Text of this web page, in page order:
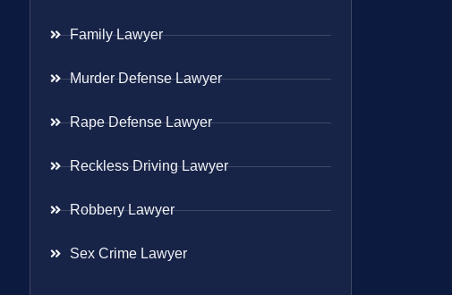
Family Lawyer
Murder Defense Lawyer
Rape Defense Lawyer
Reckless Driving Lawyer
Robbery Lawyer
Sex Crime Lawyer